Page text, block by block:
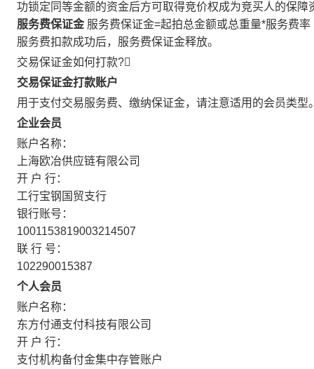
功锁定同等金额的资金后方可取得竞价权成为竞买人的保障
服务费保证金 服务费保证金=起拍总金额或总重量*服务费率
服务费扣款成功后，服务费保证金释放。
交易保证金如何打款?
交易保证金打款账户
用于支付交易服务费、缴纳保证金，请注意适用的会员类型
企业会员
账户名称：
上海欧冶供应链有限公司
开 户 行：
工行宝钢国贸支行
银行账号：
1001153819003214507
联 行 号：
102290015387
个人会员
账户名称：
东方付通支付科技有限公司
开 户 行：
支付机构备付金集中存管账户